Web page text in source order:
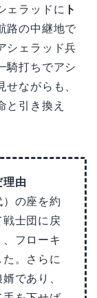
ェラッドに ト
路の中継地で
シェラッド兵
騎打ちでアシ
ながらも、
と引き換え
理由
）の座を約
士団に戻
フローキ
。さらに
であり、